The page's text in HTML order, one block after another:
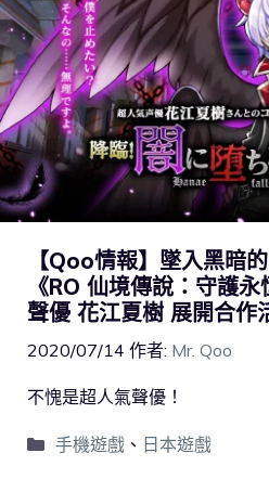
【Qoo情報】墜入黑暗
《RO 仙境傳說：守護
聲優 花江夏樹 展開合作
2020/07/14 作者: Mr. Qoo
不愧是超人氣聲優！
手機遊戲、 日本遊戲